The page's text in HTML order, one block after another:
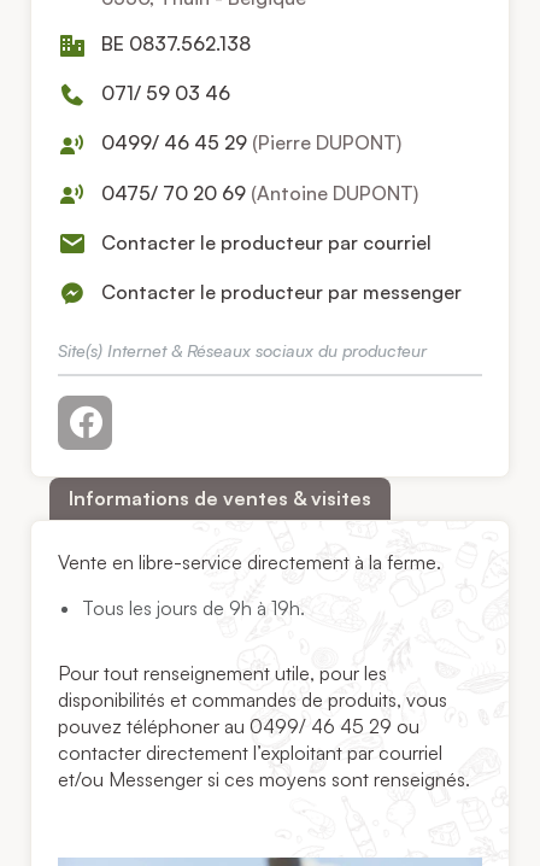
BE 0837.562.138
071/ 59 03 46
0499/ 46 45 29 (Pierre DUPONT)
0475/ 70 20 69 (Antoine DUPONT)
Contacter le producteur par courriel
Contacter le producteur par messenger
Site(s) Internet & Réseaux sociaux du producteur
Informations de ventes & visites
Vente en libre-service directement à la ferme.
Tous les jours de 9h à 19h.
Pour tout renseignement utile, pour les
disponibilités et commandes de produits, vous
pouvez téléphoner au 0499/ 46 45 29 ou
contacter directement l’exploitant par courriel
et/ou Messenger si ces moyens sont renseignés.